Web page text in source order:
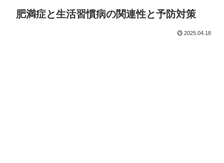
肥満症と生活習慣病の関連性と予防対策
2025.04.18